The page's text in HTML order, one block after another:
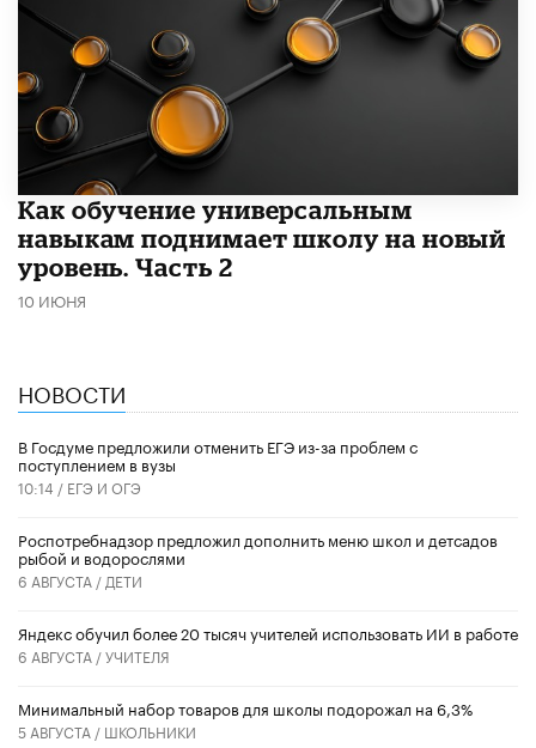
​Как обучение универсальным
навыкам поднимает школу на новый
уровень. Часть 2
10 ИЮНЯ
НОВОСТИ
В Госдуме предложили отменить ЕГЭ из-за проблем с
поступлением в вузы
10:14 / ЕГЭ И ОГЭ
Роспотребнадзор предложил дополнить меню школ и детсадов
рыбой и водорослями
6 АВГУСТА / ДЕТИ
​Яндекс обучил более 20 тысяч учителей использовать ИИ в работе
6 АВГУСТА /УЧИТЕЛЯ
Минимальный набор товаров для школы подорожал на 6,3%
5 АВГУСТА / ШКОЛЬНИКИ